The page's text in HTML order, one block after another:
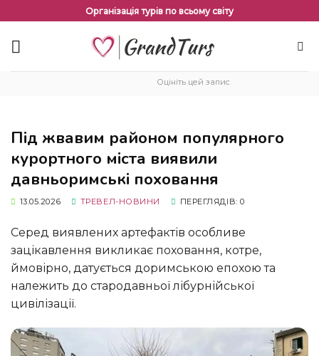
змісту
Організація турів по всьому світу
Оцініть цей запис
Під жвавим районом популярного
курортного міста виявили
давньоримські поховання
13.05.2026 ТРЕВЕЛ-НОВИНИ ПЕРЕГЛЯДІВ: 0
Серед виявлених артефактів особливе
зацікавлення викликає поховання, котре,
ймовірно, датується доримською епохою та
належить до стародавньої лібурнійської
цивілізації.